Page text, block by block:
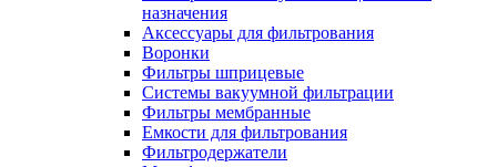
назначения
Аксессуары для фильтрования
Воронки
Фильтры шприцевые
Системы вакуумной фильтрации
Фильтры мембранные
Емкости для фильтрования
Фильтродержатели